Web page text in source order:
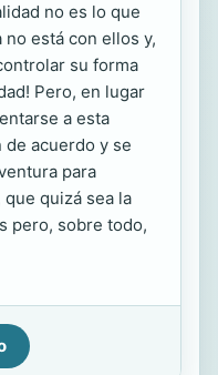
no es lo que
no está con ellos y,
su forma
Pero, en lugar
a esta
de acuerdo y se
para
quizá sea la
pero, sobre todo,